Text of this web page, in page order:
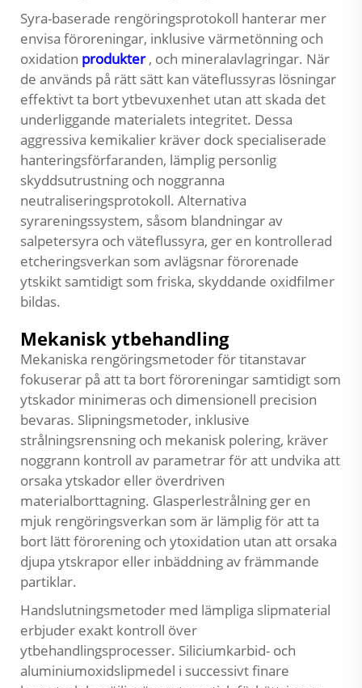
Syra-baserade rengöringsprotokoll hanterar mer
envisa föroreningar, inklusive värmetönning och
oxidation produkter, och mineralavlagringar. När
de används på rätt sätt kan väteflussyras lösningar
effektivt ta bort ytbevuxenhet utan att skada det
underliggande materialets integritet. Dessa
aggressiva kemikalier kräver dock specialiserade
hanteringsförfaranden, lämplig personlig
skyddsutrustning och noggranna
neutraliseringsprotokoll. Alternativa
syrareningssystem, såsom blandningar av
salpetersyra och väteflussyra, ger en kontrollerad
etcheringsverkan som avlägsnar förorenade
ytskikt samtidigt som friska, skyddande oxidfilmer
bildas.
Mekanisk ytbehandling
Mekaniska rengöringsmetoder för titanstavar
fokuserar på att ta bort föroreningar samtidigt som
ytskador minimeras och dimensionell precision
bevaras. Slipningsmetoder, inklusive
strålningsrensning och mekanisk polering, kräver
noggrann kontroll av parametrar för att undvika att
orsaka ytskador eller överdriven
materialborttagning. Glasperlestrålning ger en
mjuk rengöringsverkan som är lämplig för att ta
bort lätt förorening och ytoxidation utan att orsaka
djupa ytskrapor eller inbäddning av främmande
partiklar.
Handslutningsmetoder med lämpliga slipmaterial
erbjuder exakt kontroll över
ytbehandlingsprocesser. Siliciumkarbid- och
aluminiumoxidslipmedel i successivt finare